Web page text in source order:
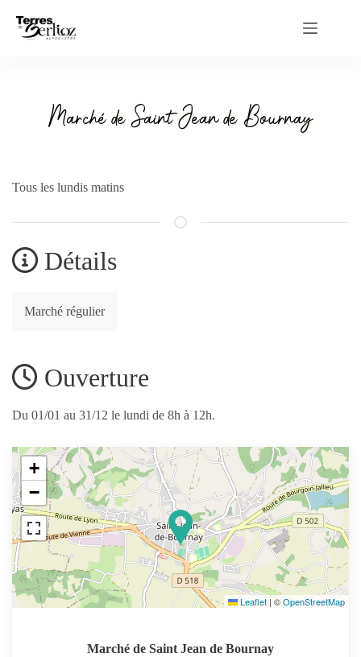
contenu
Marché de Saint Jean de Bournay
Tous les lundis matins
Détails
Marché régulier
Ouverture
Du 01/01 au 31/12 le lundi de 8h à 12h.
+
−
Leaflet |©OpenStreetMap
Marché de Saint Jean de Bournay